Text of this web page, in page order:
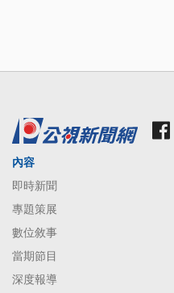
內容
即時新聞
專題策展
數位敘事
當期節目
深度報導